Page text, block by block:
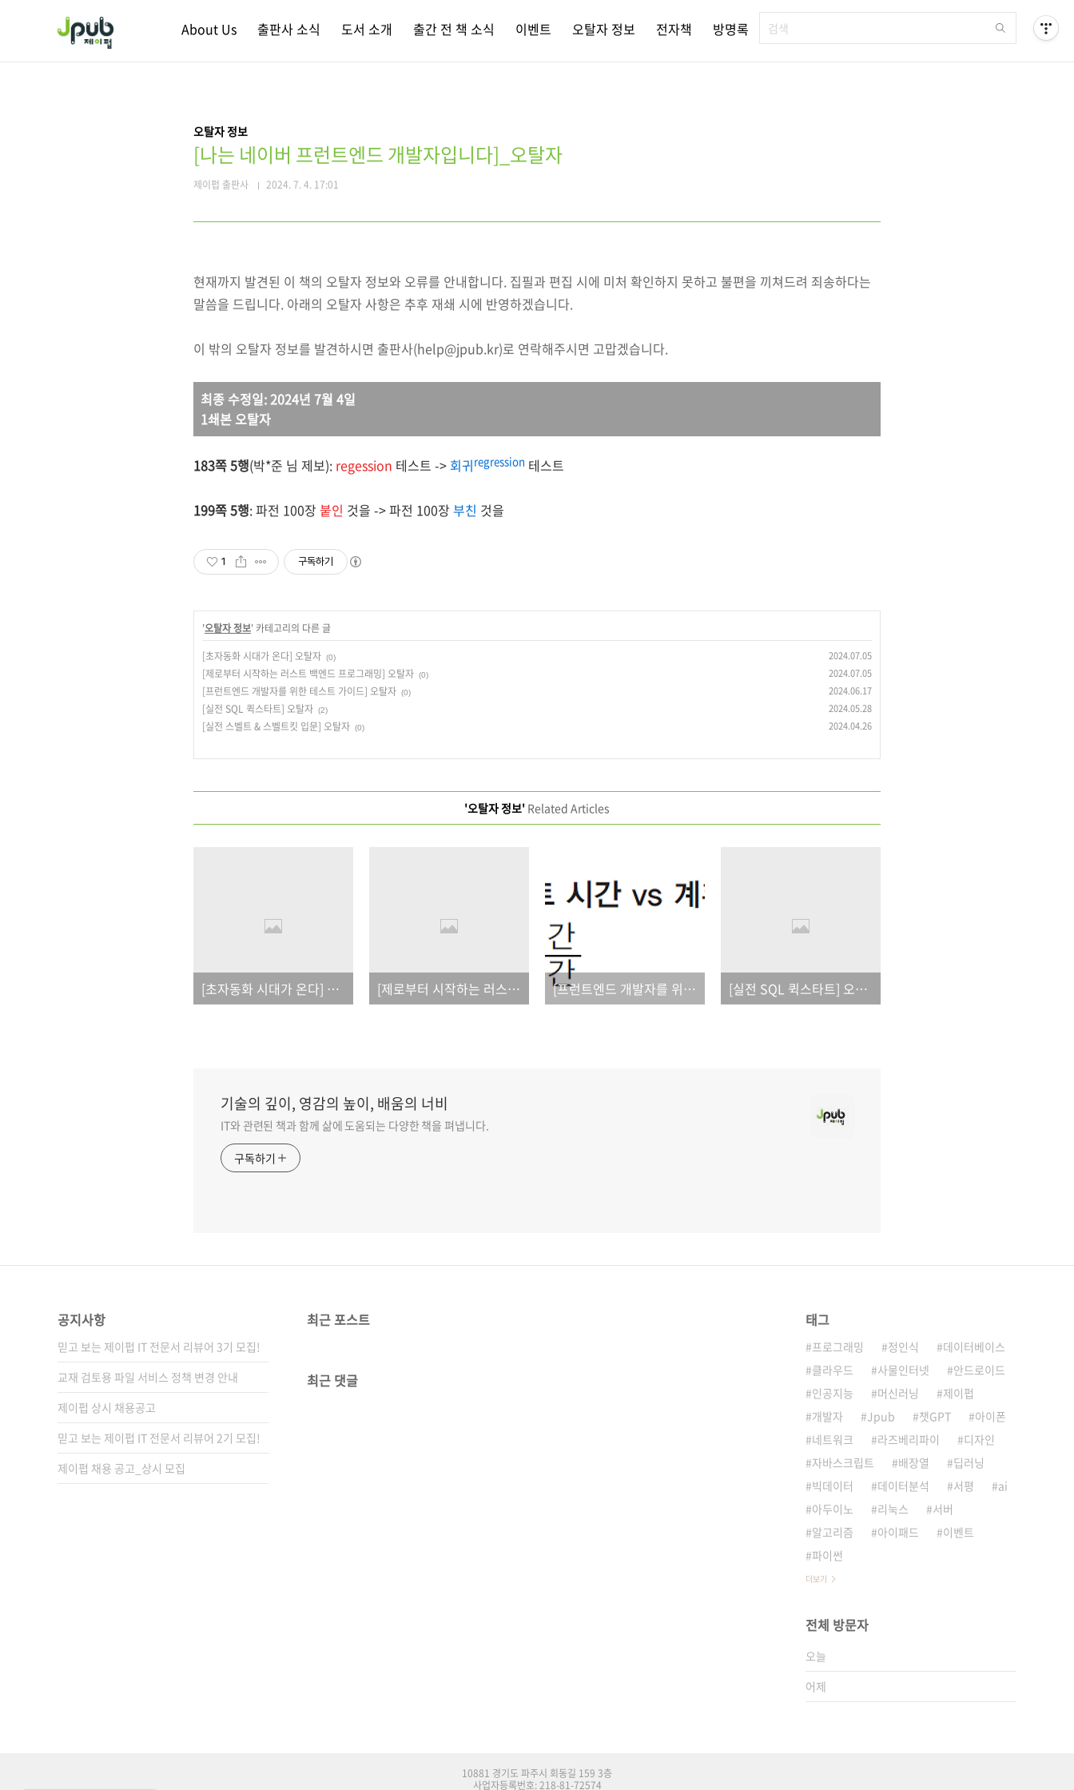
About Us 출판사 소식 도서 소개 출간 전 책 소식 이벤트 오탈자 정보 전자책 방명록
오탈자 정보
[나는 네이버 프런트엔드 개발자입니다]_오탈자
제이펍 출판사 2024. 7. 4. 17:01
현재까지 발견된 이 책의 오탈자 정보와 오류를 안내합니다. 집필과 편집 시에 미처 확인하지 못하고 불편을 끼쳐드려 죄송하다는
말씀을 드립니다. 아래의 오탈자 사항은 추후 재쇄 시에 반영하겠습니다.
이 밖의 오탈자 정보를 발견하시면 출판사(help@jpub.kr)로 연락해주시면 고맙겠습니다.
최종 수정일: 2024년 7월 4일
1쇄본 오탈자
183쪽 5행(박*준 님 제보): regession 테스트 -> 회귀regression 테스트
199쪽 5행:파전 100장 붙인 것을 ->파전 100장 부친 것을
1 구독하기
'오탈자 정보' 카테고리의 다른 글
[초자동화 시대가 온다] 오탈자 (0) 2024.07.05
[제로부터 시작하는 러스트 백엔드 프로그래밍] 오탈자 (0) 2024.07.05
[프런트엔드 개발자를 위한 테스트 가이드] 오탈자 (0) 2024.06.17
[실전 SQL 퀵스타트] 오탈자 (2) 2024.05.28
[실전 스벨트 & 스벨트킷 입문] 오탈자 (0) 2024.04.26
'오탈자 정보' Related Articles
[초자동화 시대가 온다] 오탈자 [제로부터 시작하는 러스트 백엔드 프로그래밍] 오탈자 [프런트엔드 개발자를 위한 테스트 가이드] 오탈자 [실전 SQL 퀵스타트] 오탈자
기술의 깊이, 영감의 높이, 배움의 너비
IT와 관련된 책과 함께 삶에 도움되는 다양한 책을 펴냅니다.
구독하기
공지사항
믿고 보는 제이펍 IT 전문서 리뷰어 3기 모집!
교재 검토용 파일 서비스 정책 변경 안내
제이펍 상시 채용공고
믿고 보는 제이펍 IT 전문서 리뷰어 2기 모집!
제이펍 채용 공고_상시 모집
최근 포스트
최근 댓글
태그
프로그래밍 정인식
데이터베이스
클라우드
사물인터넷
안드로이드
인공지능
머신러닝
제이펍
개발자
Jpub 챗GPT
아이폰
네트워크
라즈베리파이
디자인
자바스크립트
배장열
딥러닝
빅데이터
데이터분석 서평
ai
아두이노
리눅스
서버
알고리즘
아이패드
이벤트
파이썬
더보기
전체 방문자
오늘
어제
10881 경기도 파주시 회동길 159 3층
사업자등록번호: 218-81-72574